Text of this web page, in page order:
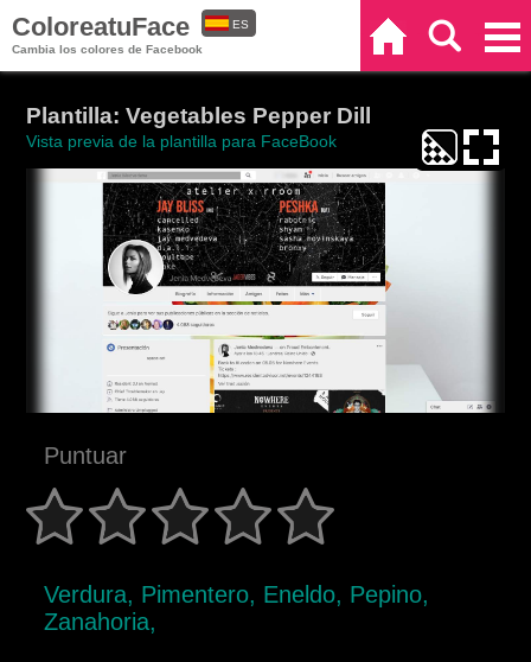
ColoreatuFace
Cambia los colores de Facebook
ES
Plantilla: Vegetables Pepper Dill
Vista previa de la plantilla para FaceBook
Puntuar
Verdura, Pimentero, Eneldo, Pepino,
Zanahoria,